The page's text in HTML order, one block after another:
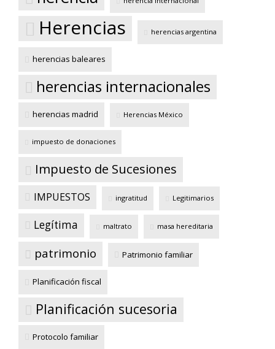
Herencias herencias argentina
herencias baleares
herencias internacionales
herencias madrid Herencias México
impuesto de donaciones
Impuesto de Sucesiones
IMPUESTOS ingratitud Legitimarios
Legítima maltrato masa hereditaria
patrimonio Patrimonio familiar
Planificación fiscal
Planificación sucesoria
Protocolo familiar